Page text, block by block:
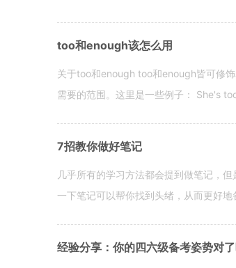
too和enough该怎么用
关于too和enough too和enough皆可修
需要的范围。这里是一些例子： She's
7招教你做好笔记
几乎所有的学习方法都会提到做笔记，
一下笔记可以帮你找到头绪，从而更好地
经验分享：你的四六级备考姿势对